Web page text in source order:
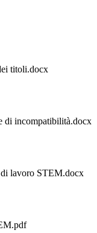
titoli.docx
di incompatibilità.docx
lavoro STEM.docx